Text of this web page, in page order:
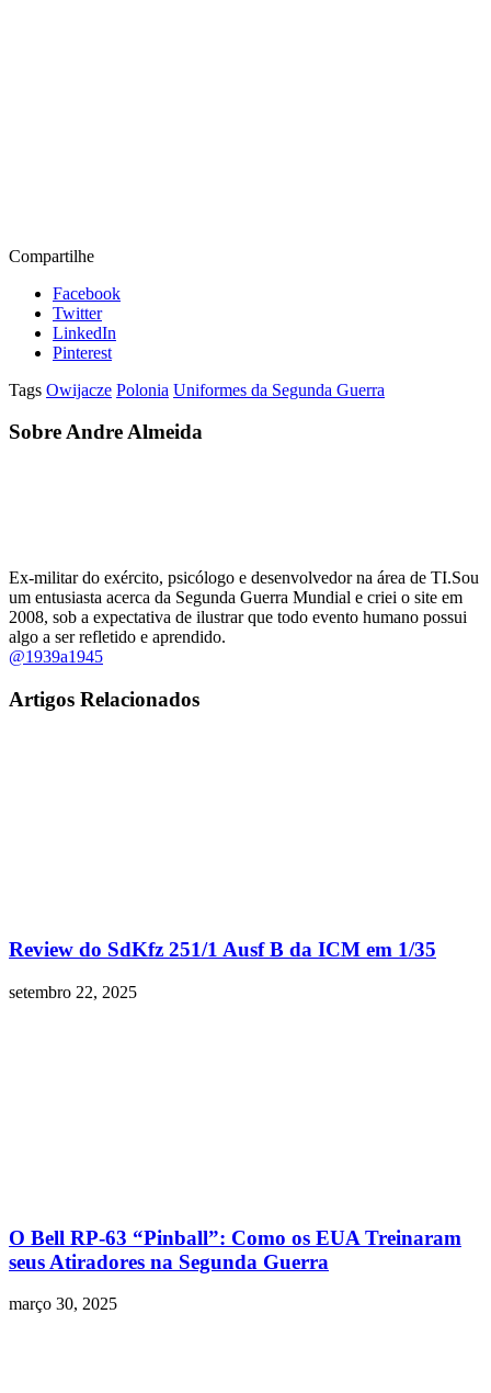
Compartilhe
Facebook
Twitter
LinkedIn
Pinterest
Tags Owijacze Polonia Uniformes da Segunda Guerra
Sobre Andre Almeida
Ex-militar do exército, psicólogo e desenvolvedor na área de TI.Sou
um entusiasta acerca da Segunda Guerra Mundial e criei o site em
2008, sob a expectativa de ilustrar que todo evento humano possui
algo a ser refletido e aprendido.
@1939a1945
Artigos Relacionados
Review do SdKfz 251/1 Ausf B da ICM em 1/35
setembro 22, 2025
O Bell RP-63 “Pinball”: Como os EUA Treinaram
seus Atiradores na Segunda Guerra
março 30, 2025